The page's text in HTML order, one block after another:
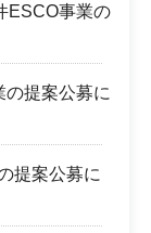
ESCO事業の
提案公募に
提案公募に